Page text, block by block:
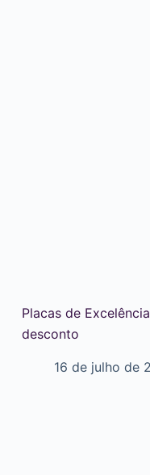
Placas de
desconto
16 de julho de